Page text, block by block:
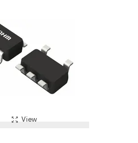
View